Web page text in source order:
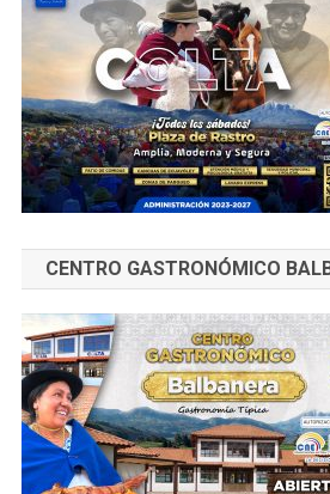
CENTRO GASTRONÓMICO